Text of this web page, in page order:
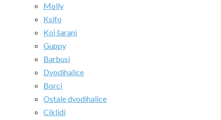
Molly
Ksifo
Koi šarani
Guppy
Barbusi
Dvodihalice
Borci
Ostale dvodihalice
Ciklidi